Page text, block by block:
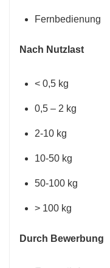
Fernbedienung
Nach Nutzlast
< 0,5 kg
0,5 – 2 kg
2-10 kg
10-50 kg
50-100 kg
> 100 kg
Durch Bewerbung